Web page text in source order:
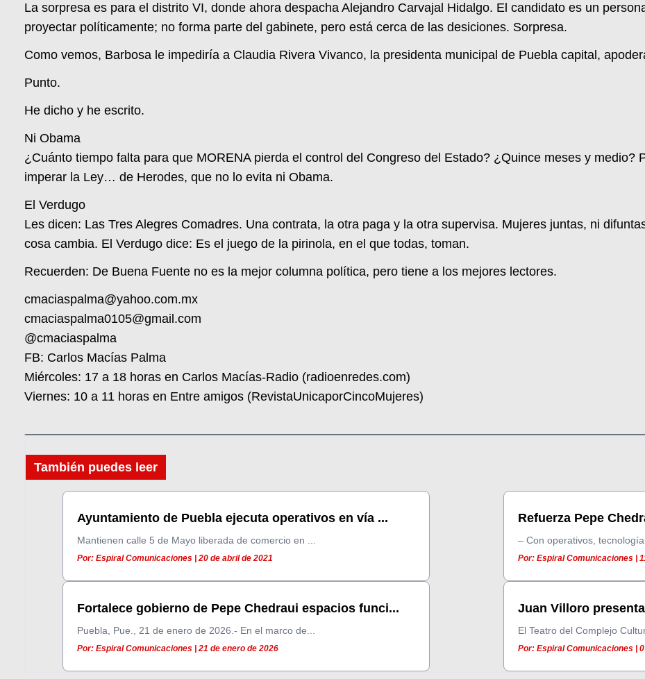
La sorpresa es para el distrito VI, donde ahora despacha Alejandro Carvajal Hidalgo. El candidato es un
proyectar políticamente; no forma parte del gabinete, pero está cerca de las desiciones. Sorpresa.
Como vemos, Barbosa le impediría a Claudia Rivera Vivanco, la presidenta municipal de Puebla capital,
Punto.
He dicho y he escrito.
Ni Obama
¿Cuánto tiempo falta para que MORENA pierda el control del Congreso del Estado? ¿Quince meses y medio?
imperar la Ley… de Herodes, que no lo evita ni Obama.
El Verdugo
Les dicen: Las Tres Alegres Comadres. Una contrata, la otra paga y la otra supervisa. Mujeres juntas, ni
cosa cambia. El Verdugo dice: Es el juego de la pirinola, en el que todas, toman.
Recuerden: De Buena Fuente no es la mejor columna política, pero tiene a los mejores lectores.
cmaciaspalma@yahoo.com.mx
cmaciaspalma0105@gmail.com
@cmaciaspalma
FB: Carlos Macías Palma
Miércoles: 17 a 18 horas en Carlos Macías-Radio (radioenredes.com)
Viernes: 10 a 11 horas en Entre amigos (RevistaUnicaporCincoMujeres)
También puedes leer
Ayuntamiento de Puebla ejecuta operativos en vía ...
Mantienen calle 5 de Mayo liberada de comercio en ...
Por: Espiral Comunicaciones | 20 de abril de 2021
Refuerza Pepe
– Con operativos,
Por: Espiral Comunicaciones |
Fortalece gobierno de Pepe Chedraui espacios funci...
Puebla, Pue., 21 de enero de 2026.- En el marco de...
Por: Espiral Comunicaciones | 21 de enero de 2026
Juan Villoro
El Teatro del Complejo
Por: Espiral Comunicaciones |